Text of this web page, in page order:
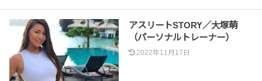
アスリートSTORY／大塚萌
（パーソナルトレーナー）
2022年11月17日